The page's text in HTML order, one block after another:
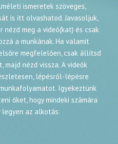
ismeretek szöveges,
is itt olvashatod. Javasoljuk,
nézd meg a videó(kat) és csak
a munkának. Ha valamit
megfelelően, csak állítsd
majd nézd vissza. A videók
lépésről-lépésre
Igyekeztünk
őket, hogy mindeki számára
legyen az alkotás.